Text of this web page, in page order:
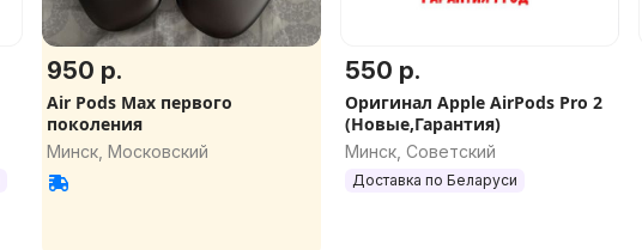
950 р.
Air Pods Max первого
поколения
Минск, Московский
550 р.
Оригинал Apple AirPods Pro 2
(Новые,Гарантия)
Минск, Советский
Доставка по Беларуси